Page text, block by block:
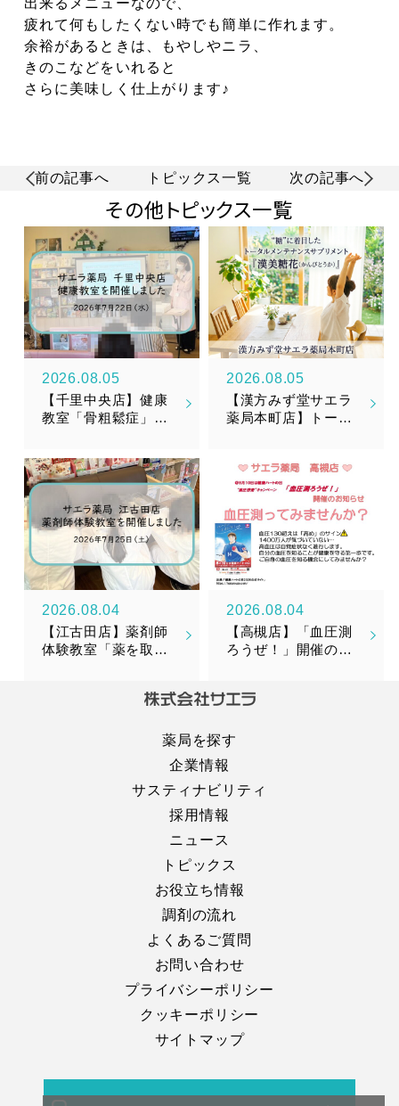
出来るメニューなので、
疲れて何もしたくない時でも簡単に作れます。
余裕があるときは、もやしやニラ、
きのこなどをいれると
さらに美味しく仕上がります♪
前の記事へ トピックス一覧 次の記事へ
その他トピックス一覧
2026.08.05
【千里中央店】健康
教室「骨粗鬆症」を
2026.08.05
【漢方みず堂サエラ
薬局本町店】トータ
（かんびとうか）』
新発売のお知らせ
2026.08.04
【江古田店】薬剤師
体験教室「薬を取り
2026.08.04
【高槻店】「血圧測
ろうぜ！」開催のお
薬局を探す
企業情報
サスティナビリティ
採用情報
ニュース
トピックス
お役立ち情報
調剤の流れ
よくあるご質問
お問い合わせ
プライバシーポリシー
クッキーポリシー
サイトマップ